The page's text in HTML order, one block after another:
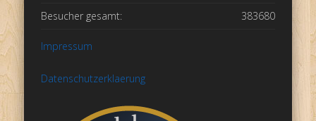
383680
Besucher gesamt:
Impressum
Datenschutzerklaerung